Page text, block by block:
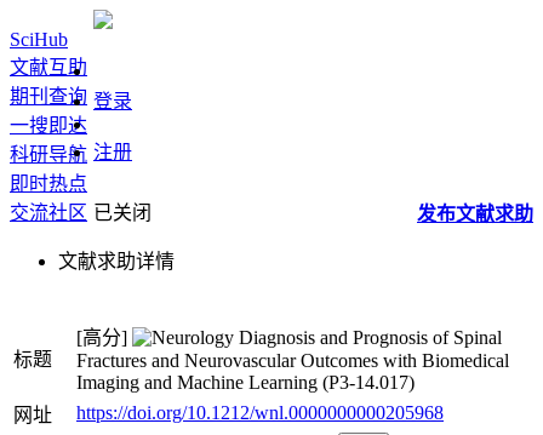
SciHub
文献互助
期刊查询
一搜即达
科研导航
即时热点
交流社区
登录
注册
发布文献求助
已关闭
文献求助详情
标题
[高分]
Diagnosis and Prognosis of Spinal
Fractures and Neurovascular Outcomes with Biomedical
Imaging and Machine Learning (P3-14.017)
网址
https://doi.org/10.1212/wnl.0000000000205968